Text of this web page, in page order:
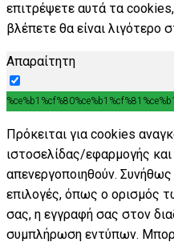
επιτρέψετε αυτά τα
βλέπετε θα είναι λιγότερο
Απαραίτητη
Πρόκειται για cookies
ιστοσελίδας/εφαρμογής
απενεργοποιηθούν.
επιλογές, όπως ο ορισμός
σας, η εγγραφή σας στον
συμπλήρωση εντύπων.